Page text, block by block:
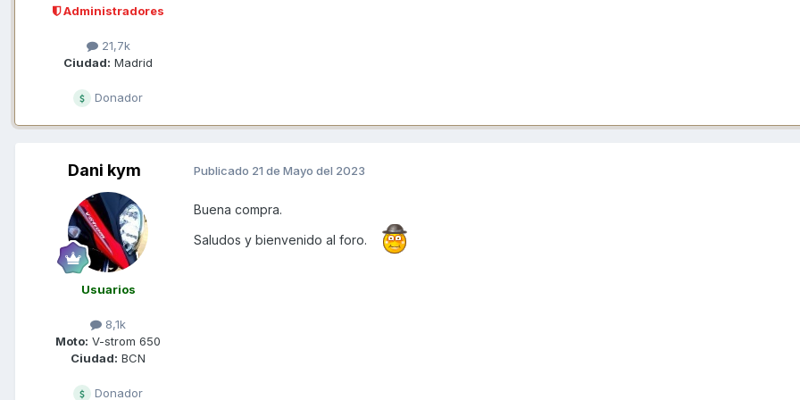
Administradores
21,7k
Ciudad: Madrid
Donador
Dani kym
Usuarios
8,1k
Moto: V-strom 650
Ciudad: BCN
Donador
Publicado 21 de Mayo del 2023
Buena compra.
Saludos y bienvenido al foro.